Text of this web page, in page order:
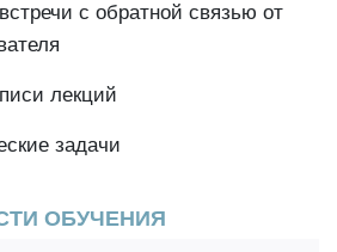
с обратной связью от
лекций
задачи
ОБУЧЕНИЯ